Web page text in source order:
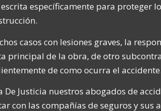
escrita específicamente para proteger
casos con lesiones graves, la
principal de la obra, de otro
de como ocurra el accidente.
De Justicia nuestros abogados de
con las compañías de seguros y